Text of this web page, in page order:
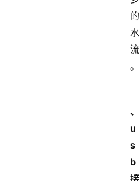
的
水
流
。
、
u
s
b
接